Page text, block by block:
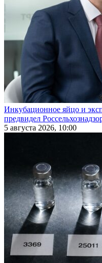
Инкубационное яйцо и
предвидел
5 августа 2026, 10:00